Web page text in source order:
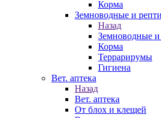
Корма
Земноводные и
Назад
Земноводные
Корма
Террарирумы
Гигиена
Вет. аптека
Назад
Вет. аптека
От блох и клещей